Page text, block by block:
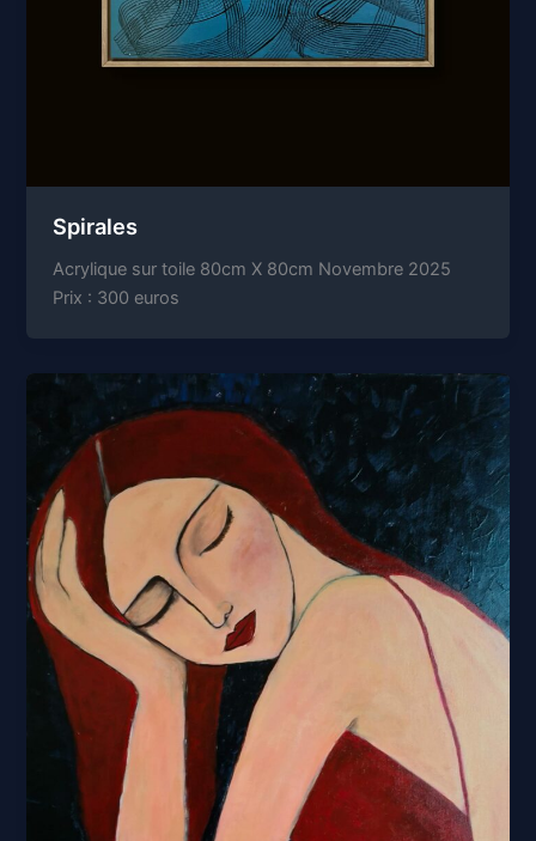
Spirales
Acrylique sur toile 80cm X 80cm Novembre 2025
Prix : 300 euros